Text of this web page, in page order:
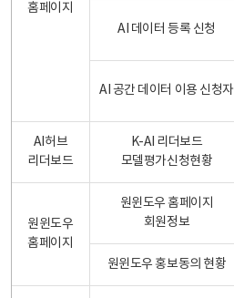
홈페이지
AI 데이터 등록 신청
AI 공간 데이터 이용 신청자
AI허브
리더보드
K-AI 리더보드
모델평가신청현황
원윈도우
홈페이지
원윈도우 홈페이지
회원정보
원윈도우 홍보동의 현황